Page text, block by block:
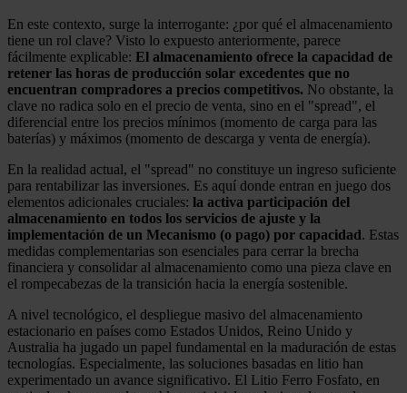
En este contexto, surge la interrogante: ¿por qué el almacenamiento
tiene un rol clave? Visto lo expuesto anteriormente, parece
fácilmente explicable: El almacenamiento ofrece la capacidad de
retener las horas de producción solar excedentes que no
encuentran compradores a precios competitivos. No obstante, la
clave no radica solo en el precio de venta, sino en el "spread", el
diferencial entre los precios mínimos (momento de carga para las
baterías) y máximos (momento de descarga y venta de energía).
En la realidad actual, el "spread" no constituye un ingreso suficiente
para rentabilizar las inversiones. Es aquí donde entran en juego dos
elementos adicionales cruciales: la activa participación del
almacenamiento en todos los servicios de ajuste y la
implementación de un Mecanismo (o pago) por capacidad. Estas
medidas complementarias son esenciales para cerrar la brecha
financiera y consolidar al almacenamiento como una pieza clave en
el rompecabezas de la transición hacia la energía sostenible.
A nivel tecnológico, el despliegue masivo del almacenamiento
estacionario en países como Estados Unidos, Reino Unido y
Australia ha jugado un papel fundamental en la maduración de estas
tecnologías. Especialmente, las soluciones basadas en litio han
experimentado un avance significativo. El Litio Ferro Fosfato, en